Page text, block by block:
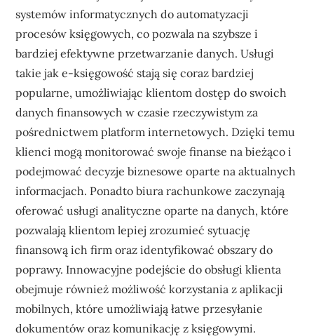
systemów informatycznych do automatyzacji
procesów księgowych, co pozwala na szybsze i
bardziej efektywne przetwarzanie danych. Usługi
takie jak e-księgowość stają się coraz bardziej
popularne, umożliwiając klientom dostęp do swoich
danych finansowych w czasie rzeczywistym za
pośrednictwem platform internetowych. Dzięki temu
klienci mogą monitorować swoje finanse na bieżąco i
podejmować decyzje biznesowe oparte na aktualnych
informacjach. Ponadto biura rachunkowe zaczynają
oferować usługi analityczne oparte na danych, które
pozwalają klientom lepiej zrozumieć sytuację
finansową ich firm oraz identyfikować obszary do
poprawy. Innowacyjne podejście do obsługi klienta
obejmuje również możliwość korzystania z aplikacji
mobilnych, które umożliwiają łatwe przesyłanie
dokumentów oraz komunikację z księgowymi.